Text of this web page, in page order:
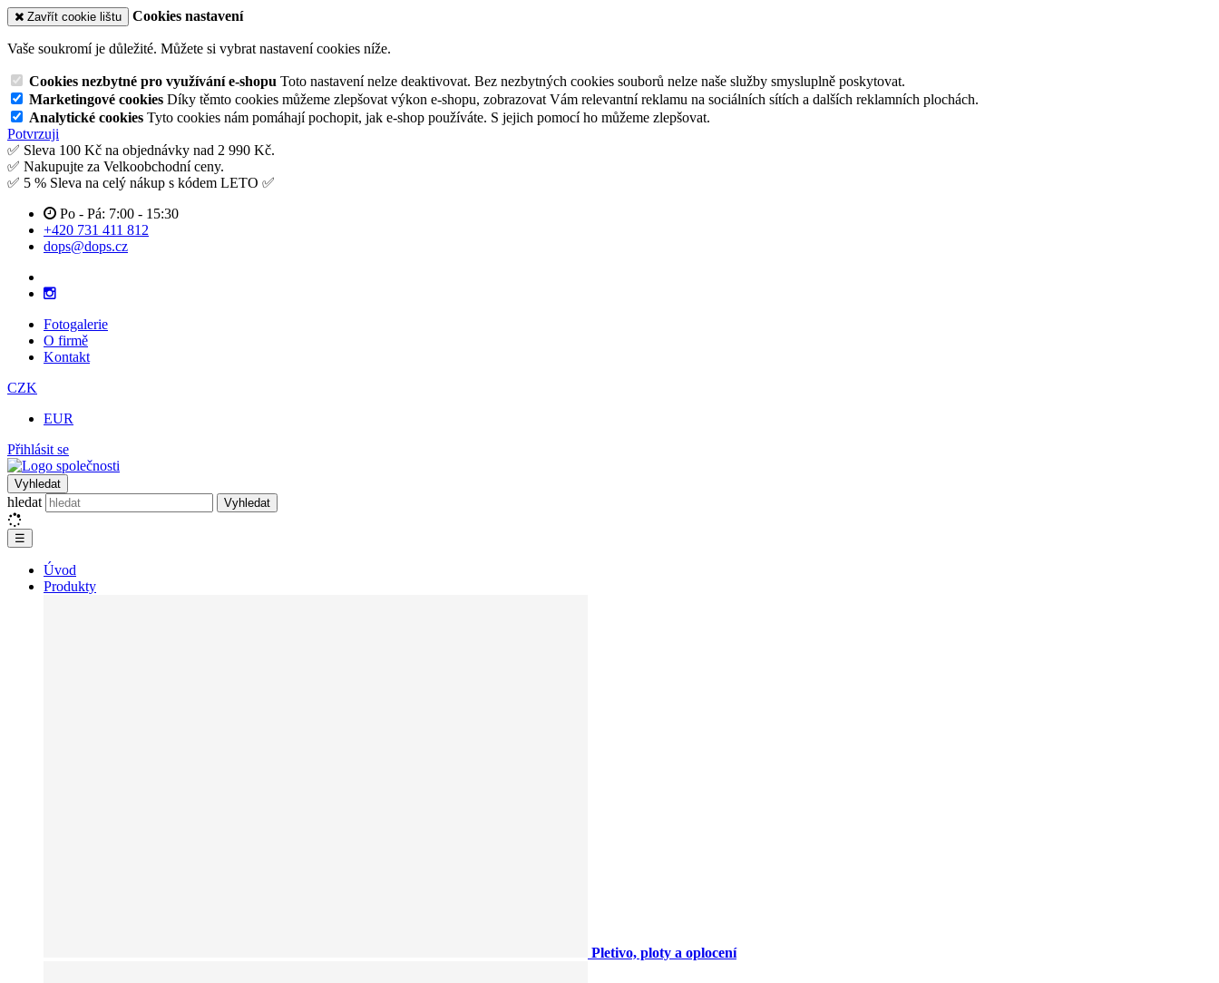
Zavřít cookie lištu Cookies nastavení
Vaše soukromí je důležité. Můžete si vybrat nastavení cookies níže.
Cookies nezbytné pro využívání e-shopu Toto nastavení nelze deaktivovat. Bez nezbytných cookies souborů nelze naše služby smysluplně poskytovat.
Marketingové cookies Díky těmto cookies můžeme zlepšovat výkon e-shopu, zobrazovat Vám relevantní reklamu na sociálních sítích a dalších reklamních plochách.
Analytické cookies Tyto cookies nám pomáhají pochopit, jak e-shop používáte. S jejich pomocí ho můžeme zlepšovat.
Potvrzuji
✅ Sleva 100 Kč na objednávky nad 2 990 Kč.
✅ Nakupujte za Velkoobchodní ceny.
✅ 5 % Sleva na celý nákup s kódem LETO ✅
Po - Pá: 7:00 - 15:30
+420 731 411 812
dops@dops.cz
Fotogalerie
O firmě
Kontakt
CZK
EUR
Přihlásit se
Vyhledat
hledat Vyhledat
☰
Úvod
Produkty
Pletivo, ploty a oplocení